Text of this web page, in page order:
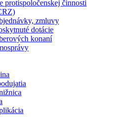
protispoločenskej činnosti
zmluvy
dotácie
konaní